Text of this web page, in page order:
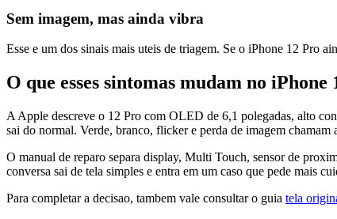
Sem imagem, mas ainda vibra
Esse e um dos sinais mais uteis de triagem. Se o iPhone 12 Pro
O que esses sintomas mudam no iPhone
A Apple descreve o 12 Pro com OLED de 6,1 polegadas, alto
sai do normal. Verde, branco, flicker e perda de imagem chamam
O manual de reparo separa display, Multi Touch, sensor de
conversa sai de tela simples e entra em um caso que pede mais
Para completar a decisao, tambem vale consultar o guia tela